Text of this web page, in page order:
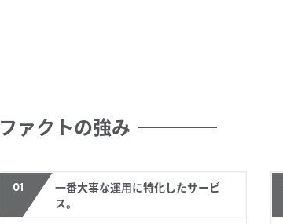
ファクトの強み
01
一番大事な運用に特化したサービ
ス。